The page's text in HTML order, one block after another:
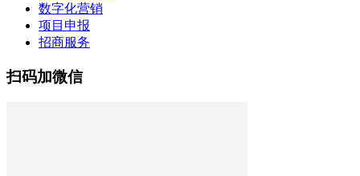
数字化营销
项目申报
招商服务
扫码加微信